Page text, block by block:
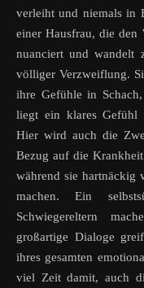
verleiht und niemals in
einer Hausfrau, die den
nuanciert und wandelt
völliger Verzweiflung.
ihre Gefühle in
liegt ein klares Gefühl
Hier wird auch die
Bezug auf die
während sie hartnäckig
machen. Ein
Schwiegereltern
großartige Dialoge
ihres gesamten
viel Zeit damit, auch